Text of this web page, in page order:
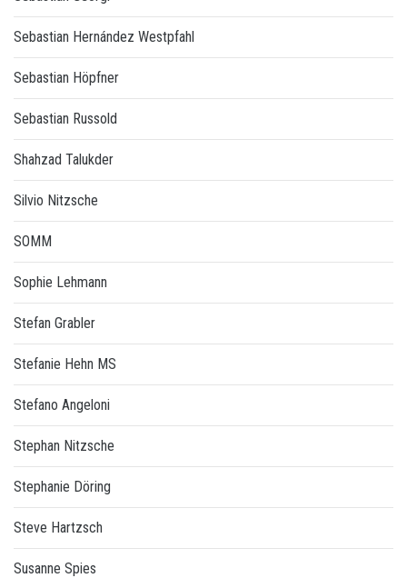
Sebastian Hernández Westpfahl
Sebastian Höpfner
Sebastian Russold
Shahzad Talukder
Silvio Nitzsche
SOMM
Sophie Lehmann
Stefan Grabler
Stefanie Hehn MS
Stefano Angeloni
Stephan Nitzsche
Stephanie Döring
Steve Hartzsch
Susanne Spies